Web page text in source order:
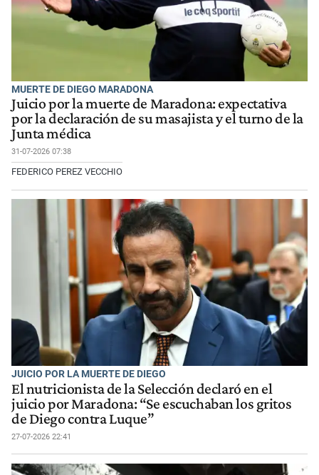
MUERTE DE DIEGO MARADONA
Juicio por la muerte de Maradona: expectativa
por la declaración de su masajista y el turno de la
Junta médica
31-07-2026 07:38
FEDERICO PEREZ VECCHIO
JUICIO POR LA MUERTE DE DIEGO
El nutricionista de la Selección declaró en el
juicio por Maradona: “Se escuchaban los gritos
de Diego contra Luque”
27-07-2026 22:41